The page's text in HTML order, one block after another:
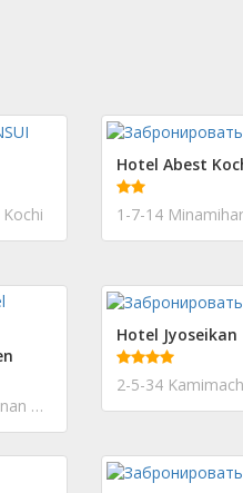
Hotel Abest
1-7-14
506-1, Teiyama, Yasu-cho, Konan City, Kochi
Hotel Jyoseikan
2-5-34